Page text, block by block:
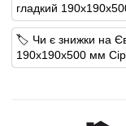
гладкий
🏷️ Чи є знижки на
190х190х500 мм